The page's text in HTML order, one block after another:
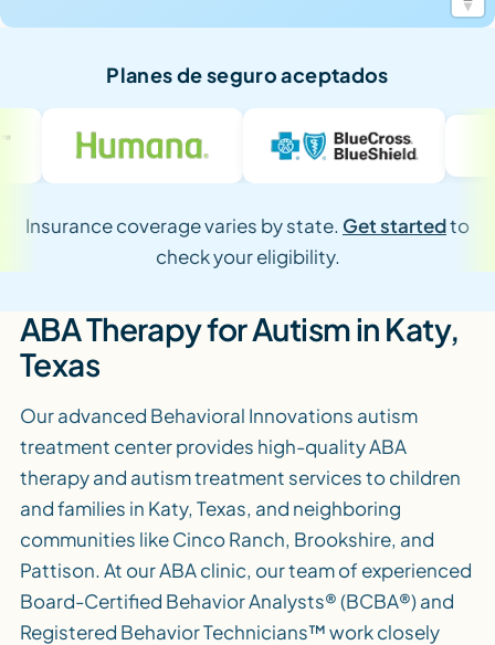
Planes de seguro aceptados
Insurance coverage varies by state. Get startedto
check your eligibility.
ABA Therapy for Autism in Katy,
Texas
Our advanced Behavioral Innovations autism
treatment center provides high-quality ABA
therapy and autism treatment services to children
and families in Katy, Texas, and neighboring
communities like Cinco Ranch, Brookshire, and
Pattison. At our ABA clinic, our team of experienced
Board-Certified Behavior Analysts® (BCBA®) and
Registered Behavior Technicians™ work closely